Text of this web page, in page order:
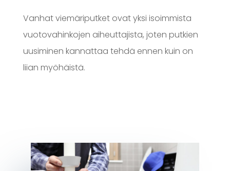
Vanhat viemäriputket ovat yksi isoimmista
vuotovahinkojen aiheuttajista, joten putkien
uusiminen kannattaa tehdä ennen kuin on
liian myöhäistä.